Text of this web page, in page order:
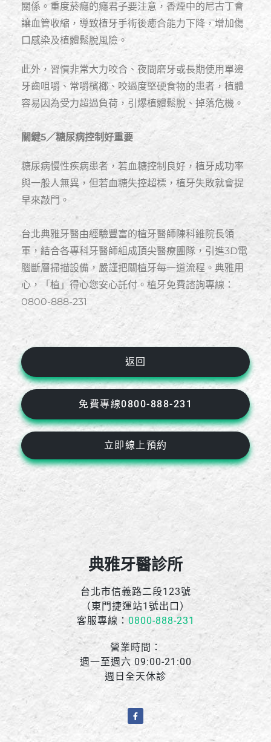
關係。重度菸癮的癮君子要注意，香煙中的尼古丁會
讓血管收縮，導致植牙手術後癒合能力下降，增加傷
口感染及植體鬆脫風險。
此外，習慣非常大力咬合、夜間磨牙或長期使用單邊
牙齒咀嚼、常嚼檳榔、咬過度堅硬食物的患者，植體
容易因為受力超過負荷，引爆植體鬆脫、掉落危機。
關鍵5／糖尿病控制好重要
糖尿病慢性疾病患者，若血糖控制良好，植牙成功率
與一般人無異，但若血糖失控超標，植牙失敗就會提
早來敲門。
台北典雅牙醫由經驗豐富的植牙醫師陳科維院長領
軍，結合各專科牙醫師組成頂尖醫療團隊，引進3D電
腦斷層掃描設備，嚴謹把關植牙每一道流程。典雅用
心，「植」得心您安心託付。植牙免費諮詢專線：
0800-888-231
返回
免費專線0800-888-231
立即線上預約
典雅牙醫診所
台北市信義路二段123號
（東門捷運站1號出口）
客服專線： 0800-888-231
營業時間：
週一至週六 09:00-21:00
週日全天休診